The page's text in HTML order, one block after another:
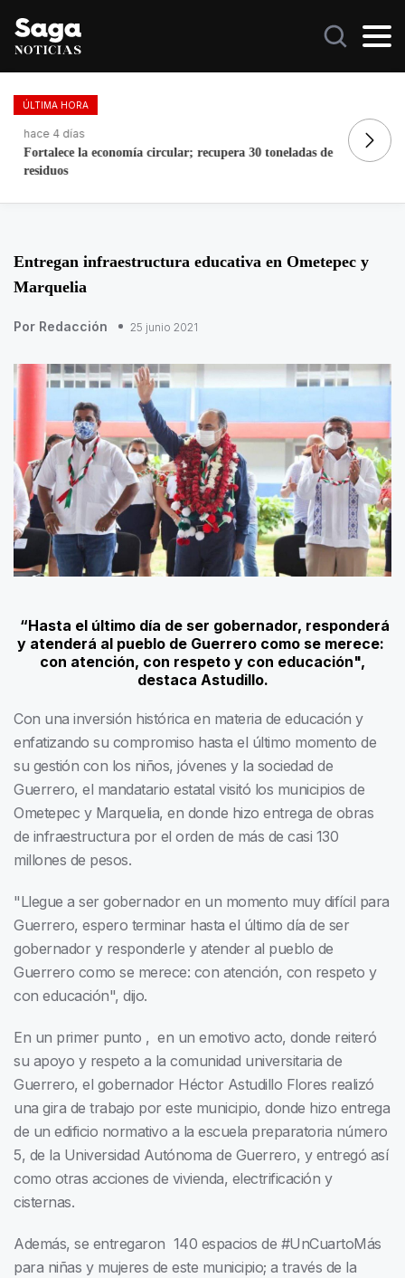
ÚLTIMA HORA
hace 4 días
Fortalece la economía circular; recupera 30 toneladas de
residuos
Entregan infraestructura educativa en Ometepec y
Marquelia
Por Redacción 25 junio 2021
“Hasta el último día de ser gobernador, responderá
y atenderá al pueblo de Guerrero como se merece:
con atención, con respeto y con educación",
destaca Astudillo.
Con una inversión histórica en materia de educación y
enfatizando su compromiso hasta el último momento de
su gestión con los niños, jóvenes y la sociedad de
Guerrero, el mandatario estatal visitó los municipios de
Ometepec y Marquelia, en donde hizo entrega de obras
de infraestructura por el orden de más de casi 130
millones de pesos.
"Llegue a ser gobernador en un momento muy difícil para
Guerrero, espero terminar hasta el último día de ser
gobernador y responderle y atender al pueblo de
Guerrero como se merece: con atención, con respeto y
con educación", dijo.
En un primer punto , en un emotivo acto, donde reiteró
su apoyo y respeto a la comunidad universitaria de
Guerrero, el gobernador Héctor Astudillo Flores realizó
una gira de trabajo por este municipio, donde hizo entrega
de un edificio normativo a la escuela preparatoria número
5, de la Universidad Autónoma de Guerrero, y entregó así
como otras acciones de vivienda, electrificación y
cisternas.
Además, se entregaron 140 espacios de #UnCuartoMás
para niñas y mujeres de este municipio; a través de la